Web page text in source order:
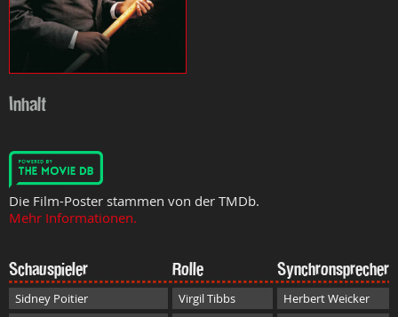
Inhalt
Die Film-Poster stammen von der TMDb.
Mehr Informationen.
Schauspieler Rolle Synchronsprecher
Sidney Poitier Virgil Tibbs Herbert Weicker